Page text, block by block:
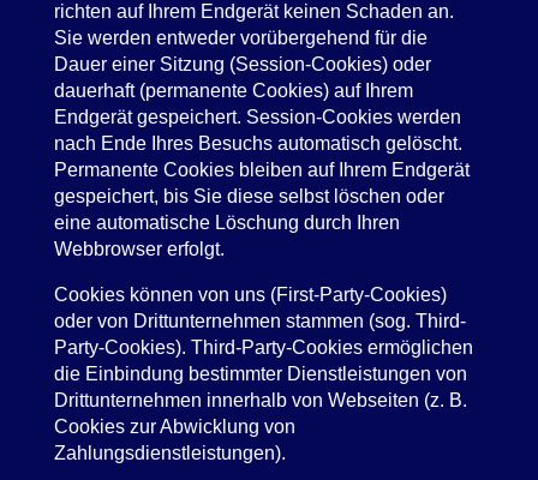
richten auf Ihrem Endgerät keinen Schaden an.
Sie werden entweder vorübergehend für die
Dauer einer Sitzung (Session-Cookies) oder
dauerhaft (permanente Cookies) auf Ihrem
Endgerät gespeichert. Session-Cookies werden
nach Ende Ihres Besuchs automatisch gelöscht.
Permanente Cookies bleiben auf Ihrem Endgerät
gespeichert, bis Sie diese selbst löschen oder
eine automatische Löschung durch Ihren
Webbrowser erfolgt.
Cookies können von uns (First-Party-Cookies)
oder von Drittunternehmen stammen (sog. Third-
Party-Cookies). Third-Party-Cookies ermöglichen
die Einbindung bestimmter Dienstleistungen von
Drittunternehmen innerhalb von Webseiten (z. B.
Cookies zur Abwicklung von
Zahlungsdienstleistungen).